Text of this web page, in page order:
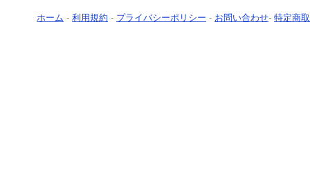
ホーム - 利用規約 - プライバシーポリシー - お問い合わせ- 特定商